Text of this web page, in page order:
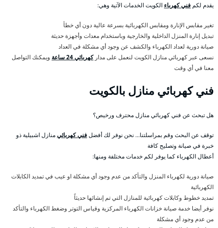
يقدم لكم فني كهرباء الكويت الخدمات الآتية وهي:
تغير مقابس الإنارة ومقابس الكهربائية بسرعة عالية دون أي خطأ
تبديل إنارة المنزل الداخلية والخارجية وباستخدام معدات وأجهزة حديثة
صيانة دورية لعداد الكهرباء والكشف عن وجود أي مشكلة في العداد
نسعى عبر كهربائي منازل الكويت لنعمل على مداركهربائي 24 ساعة
ويمكنك التواصل
معنا في أي وقت
فني كهربائي منازل بالكويت
هل تبحث عن فني كهربائي منازل محترف ورخيص؟
توقف عن البحث وقم بمراسلتنا… نحن نوفر لك أفضلفني كهربائيمنازل اشبيلية ذو
خبرة في صيانة وتصليح كافة
أعطال الكهرباء كما يوفر لكم خدمات مختلفة ومنها:
صيانة دورية لكهرباء المنزل والتأكد من عدم وجود أي مشكلة او عيب في تمديد الكابلات
الكهربائية
تمديد خطوط وكابلات كهربائية للمنازل التي تم إنشائها حديثاً
نوفر أيضا خدمة صيانة خزانات الكهرباء المركزية وقياس التوتر وضغط الكهرباء والتأكد
من عدم وجود أي مشكلة